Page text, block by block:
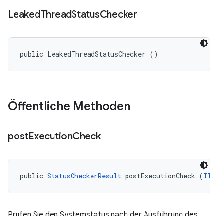
LeakedThreadStatusChecker
public LeakedThreadStatusChecker ()
Öffentliche Methoden
postExecutionCheck
public StatusCheckerResult postExecutionCheck (